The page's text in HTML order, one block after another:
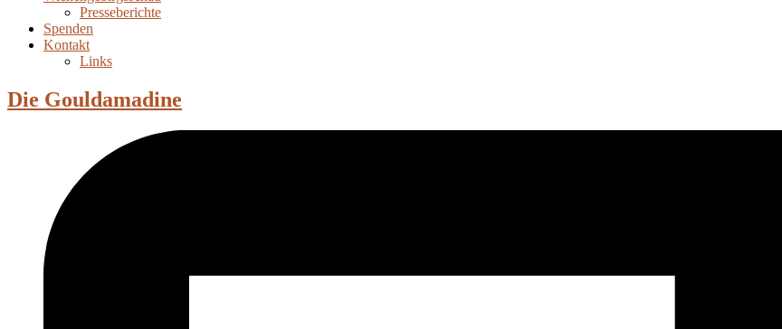
Presseberichte
Spenden
Kontakt
Links
Die Gouldamadine